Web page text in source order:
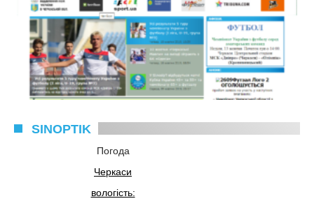
SINOPTIK
Погода
Черкаси
вологість: